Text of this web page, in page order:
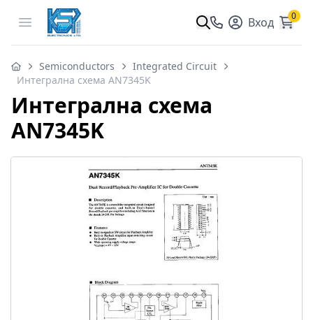
Open menu Вход 0
Semiconductors
Integrated Circuit
Интегрална схема AN7345K
Интегрална схема
AN7345K